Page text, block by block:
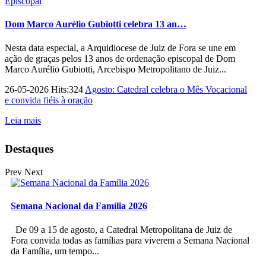
Dom Marco Aurélio Gubiotti celebra 13 an…
Nesta data especial, a Arquidiocese de Juiz de Fora se une em
ação de graças pelos 13 anos de ordenação episcopal de Dom
Marco Aurélio Gubiotti, Arcebispo Metropolitano de Juiz...
26-05-2026 Hits:324 Agosto: Catedral celebra o Mês Vocacional
e convida fiéis à oração
Leia mais
Destaques
Prev Next
Semana Nacional da Família 2026
De 09 a 15 de agosto, a Catedral Metropolitana de Juiz de
Fora convida todas as famílias para viverem a Semana Nacional
da Família, um tempo...